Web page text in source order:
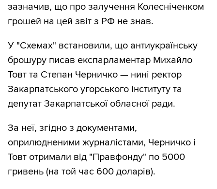
зазначив, що про залучення Колесніченком
грошей на цей звіт з РФ не знав.
У "Схемах" встановили, що антиукраїнську
брошуру писав експарламентар Михайло
Товт та Степан Черничко — нині ректор
Закарпатського угорського інституту та
депутат Закарпатської обласної ради.
За неї, згідно з документами,
оприлюдненими журналістами, Черничко і
Товт отримали від "Правфонду" по 5000
гривень (на той час 600 доларів).